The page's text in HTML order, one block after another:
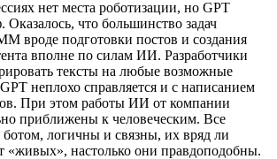
нет места роботизации, но GPT
Оказалось, что большинство задач
вроде подготовки постов и создания
вполне по силам ИИ. Разработчики
тексты на любые возможные
неплохо справляется и с написанием
При этом работы ИИ от компании
приближены к человеческим. Все
ботом, логичны и связны, их вряд ли
«живых», настолько они правдоподобны.